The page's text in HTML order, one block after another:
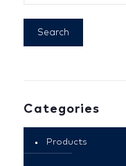
Search
Categories
Products